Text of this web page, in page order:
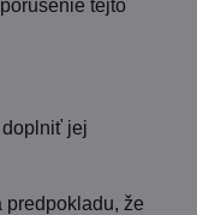
tejto
jej
že